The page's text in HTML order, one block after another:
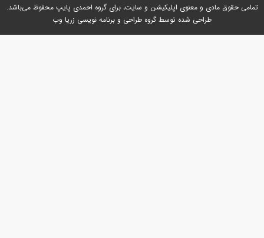
حقوق مادی و معنوی اپلیکیشن و سایت، برای گروهاحمدی پایپمحفوظ می‌باشد.
طراحی شده توسط گروهطراحی و برنامه نویسی زریا وب